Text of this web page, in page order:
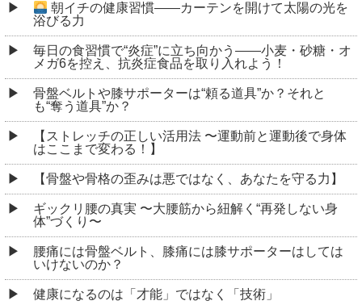
朝イチの健康習慣――カーテンを開けて太陽の光を
浴びる力
毎日の食習慣で“炎症”に立ち向かう――小麦・砂糖・オ
メガ6を控え、抗炎症食品を取り入れよう！
骨盤ベルトや膝サポーターは“頼る道具”か？それと
も“奪う道具”か？
【ストレッチの正しい活用法 〜運動前と運動後で身体
はここまで変わる！】
【骨盤や骨格の歪みは悪ではなく、あなたを守る力】
ギックリ腰の真実 〜大腰筋から紐解く“再発しない身
体”づくり〜
腰痛には骨盤ベルト、膝痛には膝サポーターはしては
いけないのか？
健康になるのは「才能」ではなく「技術」